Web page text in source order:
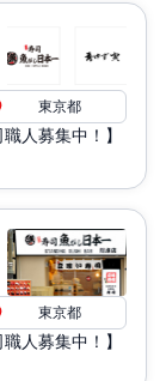
東京都
人募集中！】
東京都
人募集中！】